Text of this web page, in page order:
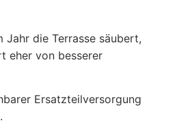
die Terrasse säubert,
eher von besserer
Ersatzteilversorgung